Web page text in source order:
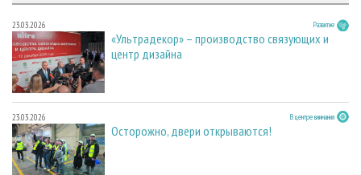
23.03.2026 Развитие
«Ультрадекор» – производство связующих и
центр дизайна
23.03.2026 В центре внимания
Осторожно, двери открываются!